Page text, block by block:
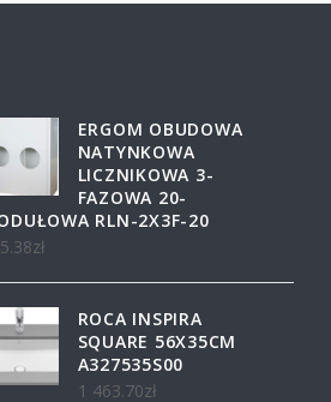
ERGOM OBUDOWA
NATYNKOWA
LICZNIKOWA 3-
FAZOWA 20-
RLN-2X3F-20
zł
ROCA INSPIRA
SQUARE 56X35CM
A327535S00
1 463.70zł